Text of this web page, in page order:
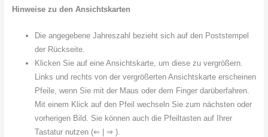
Hinweise zu den Ansichtskarten
Die angegebene Jahreszahl bezieht sich auf den Poststempel
der Rückseite.
Klicken Sie auf eine Ansichtskarte, um diese zu vergrößern.
Links und rechts von der vergrößerten Ansichtskarte erscheinen
Pfeile, wenn Sie mit der Maus oder dem Finger darüberfahren.
Mit einem Klick auf den Pfeil wechseln Sie zum nächsten oder
vorherigen Bild. Sie können auch die Pfeiltasten auf Ihrer
Tastatur nutzen (⇐ | ⇒ ).